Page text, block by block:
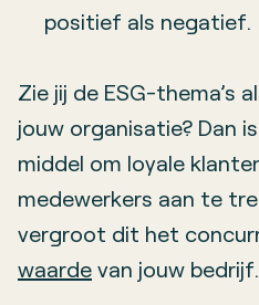
positief als negatief.
Zie jij de ESG-thema’s
jouw organisatie? Dan
middel om loyale
medewerkers aan te
vergroot dit het
waarde van jouw bedrijf.